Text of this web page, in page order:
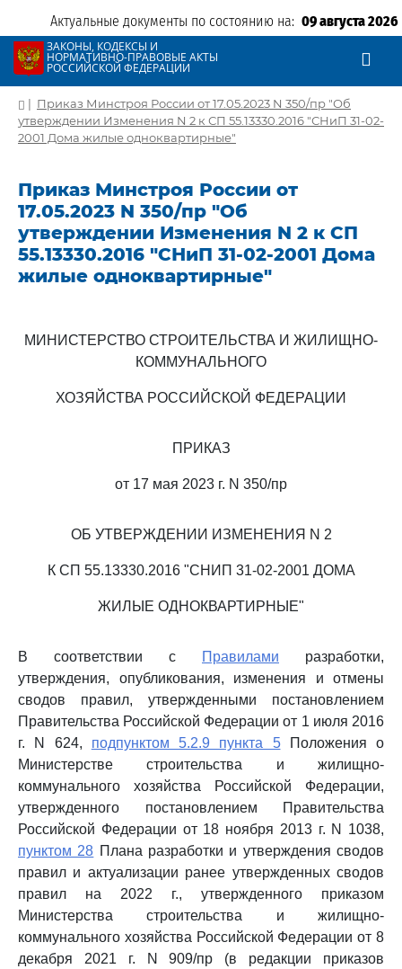
Актуальные документы по состоянию на: 09 августа 2026
ЗАКОНЫ, КОДЕКСЫ И
НОРМАТИВНО-ПРАВОВЫЕ АКТЫ
РОССИЙСКОЙ ФЕДЕРАЦИИ
| Приказ Минстроя России от 17.05.2023 N 350/пр "Об
утверждении Изменения N 2 к СП 55.13330.2016 "СНиП 31-02-
2001 Дома жилые одноквартирные"
Приказ Минстроя России от
17.05.2023 N 350/пр "Об
утверждении Изменения N 2 к СП
55.13330.2016 "СНиП 31-02-2001 Дома
жилые одноквартирные"
МИНИСТЕРСТВО СТРОИТЕЛЬСТВА И ЖИЛИЩНО-
КОММУНАЛЬНОГО
ХОЗЯЙСТВА РОССИЙСКОЙ ФЕДЕРАЦИИ
ПРИКАЗ
от 17 мая 2023 г. N 350/пр
ОБ УТВЕРЖДЕНИИ ИЗМЕНЕНИЯ N 2
К СП 55.13330.2016 "СНИП 31-02-2001 ДОМА
ЖИЛЫЕ ОДНОКВАРТИРНЫЕ"
В соответствии с Правилами разработки,
утверждения, опубликования, изменения и отмены
сводов правил, утвержденными постановлением
Правительства Российской Федерации от 1 июля 2016
г. N 624, подпунктом 5.2.9 пункта 5Положения о
Министерстве строительства и жилищно-
коммунального хозяйства Российской Федерации,
утвержденного постановлением Правительства
Российской Федерации от 18 ноября 2013 г. N 1038,
пунктом 28 Плана разработки и утверждения сводов
правил и актуализации ранее утвержденных сводов
правил на 2022 г., утвержденного приказом
Министерства строительства и жилищно-
коммунального хозяйства Российской Федерации от 8
декабря 2021 г. N 909/пр (в редакции приказов